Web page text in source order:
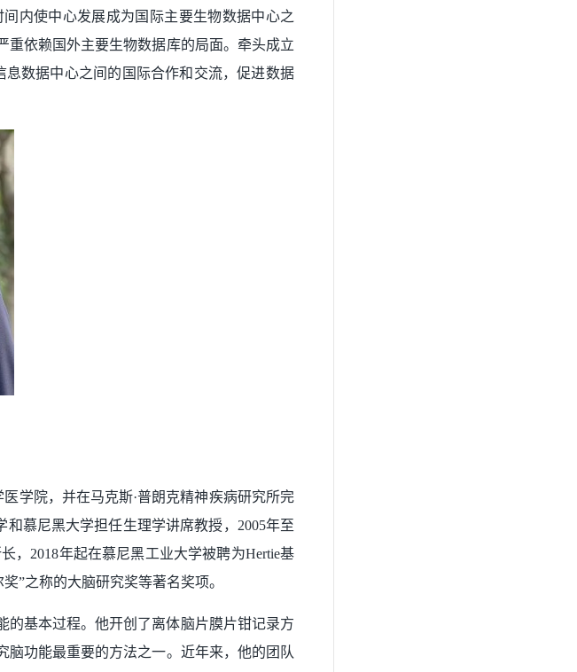
内使中心发展成为国际主要生物数据中心之
依赖国外主要生物数据库的局面。牵头成立
数据中心之间的国际合作和交流，促进数据
学院，并在马克斯·普朗克精神疾病研究所完
慕尼黑大学担任生理学讲席教授，2005年至
，2018年起在慕尼黑工业大学被聘为Hertie基
”之称的大脑研究奖等著名奖项。
的基本过程。他开创了离体脑片膜片钳记录方
功能最重要的方法之一。近年来，他的团队